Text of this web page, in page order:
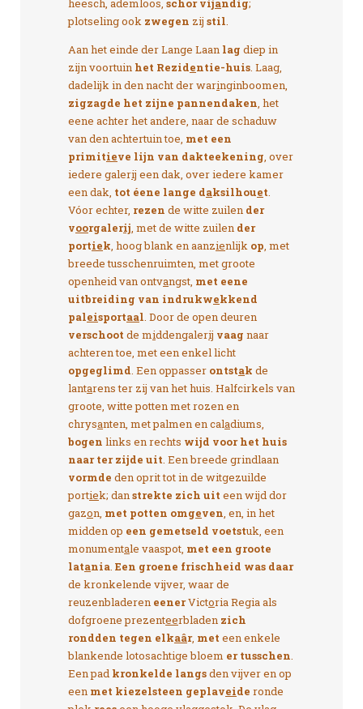
heesch, ademloos, schor vijandig;
plotseling ook zwegen zij stil.
Aan het einde der Lange Laan lag diep in
zijn voortuin het Rezidentie-huis. Laag,
dadelijk in den nacht der waringinboomen,
zigzagde het zijne pannendaken, het
eene achter het andere, naar de schaduw
van den achtertuin toe, met een
primitieve lijn van dakteekening, over
iedere galerij een dak, over iedere kamer
een dak, tot éene lange daksilhouet.
Vóor echter, rezen de witte zuilen der
voorgalerij, met de witte zuilen der
portiek, hoog blank en aanzienlijk op, met
breede tusschenruimten, met groote
openheid van ontvangst, met eene
uitbreiding van indrukwekkend
paleisportaal. Door de open deuren
verschoot de middengalerij vaag naar
achteren toe, met een enkel licht
opgeglimd. Een oppasser ontstak de
lantarens ter zij van het huis. Halfcirkels van
groote, witte potten met rozen en
chrysanten, met palmen en caladiums,
bogen links en rechts wijd voor het huis
naar ter zijde uit. Een breede grindlaan
vormde den oprit tot in de witgezuilde
portiek; danstrekte zich uit een wijd dor
gazon, met potten omgeven, en, in het
midden op een gemetseld voetstuk, een
monumentale vaaspot, met een groote
latania. Een groene frischheid was daar
de kronkelende vijver, waar de
reuzenbladeren eenerVictoria Regia als
dofgroene prezenteerbladen zich
rondden tegen elkaâr, met een enkele
blankende lotosachtige bloem er tusschen.
Een pad kronkelde langsden vijver en op
een met kiezelsteen geplaveide ronde